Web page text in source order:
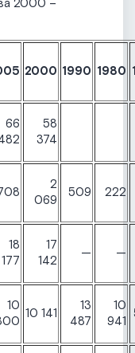
2000 –
2000 1990 1980
66
58
374
2
069
509 222
18
177
17
142
— —
10
10 141
13
487
10
941